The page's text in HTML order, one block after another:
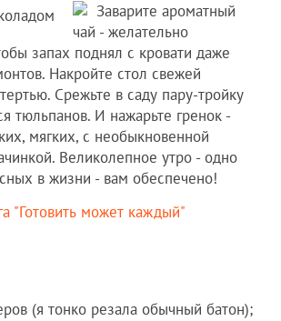
Заварите ароматный
чай - желательно
запах поднял с кровати даже
Накройте стол свежей
Срежьте в саду пару-тройку
тюльпанов. И нажарьте гренок -
мягких, с необыкновенной
Великолепное утро - одно
в жизни - вам обеспечено!
"Готовить может каждый"
(я тонко резала обычный батон);